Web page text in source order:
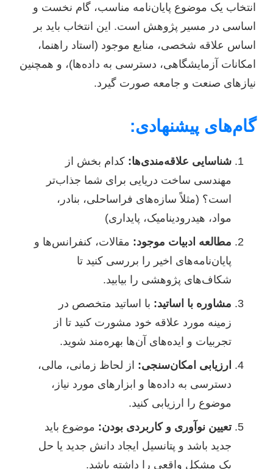
انتخاب یک موضوع پایان‌نامه مناسب، گام نخست و
اساسی در مسیر پژوهش است. این انتخاب باید بر
اساس علاقه شخصی، منابع موجود (استاد راهنما،
امکانات آزمایشگاهی، دسترسی به داده‌ها)، و همچنین
نیازهای صنعت و جامعه صورت گیرد.
گام‌های پیشنهادی:
شناسایی علاقه‌مندی‌ها: کدام بخش از
مهندسی ساخت دریایی برای شما جذاب‌تر
است؟ (مثلاً سازه‌های فراساحلی، بنادر،
مواد، هیدرودینامیک، پایداری)
مطالعه ادبیات موجود: مقالات، کنفرانس‌ها و
پایان‌نامه‌های اخیر را بررسی کنید تا
شکاف‌های پژوهشی را بیابید.
مشاوره با اساتید: با اساتید متخصص در
زمینه مورد علاقه خود مشورت کنید تا از
تجربیات و ایده‌های آن‌ها بهره‌مند شوید.
ارزیابی امکان‌سنجی: از لحاظ زمانی، مالی،
دسترسی به داده‌ها و ابزارهای مورد نیاز،
موضوع را ارزیابی کنید.
تعیین نوآوری و کاربردی بودن: موضوع باید
جدید باشد و پتانسیل ایجاد دانش جدید یا حل
یک مشکل واقعی را داشته باشد.